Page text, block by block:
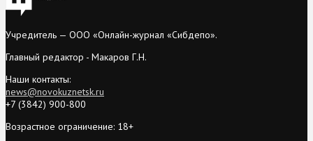
Учредитель — ООО «Онлайн-журнал «Сибдепо».
Главный редактор - Макаров Г.Н.
Наши контакты:
news@novokuznetsk.ru
+7 (3842) 900-800
Возрастное ограничение: 18+